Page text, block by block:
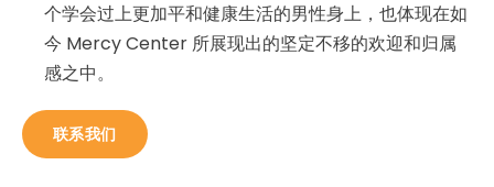
个学会过上更加平和健康生活的男性身上，也体现在如
今 Mercy Center 所展现出的坚定不移的欢迎和归属
感之中。
联系我们